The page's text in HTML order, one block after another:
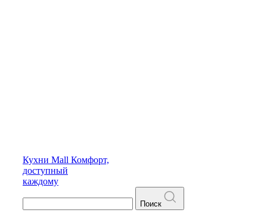
Кухни Mall Комфорт,
доступный
каждому
Поиск